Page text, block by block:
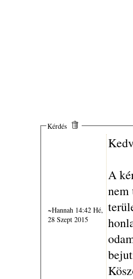
Kérdés
~Hannah 14:42 Hé,
28 Szept 2015
A